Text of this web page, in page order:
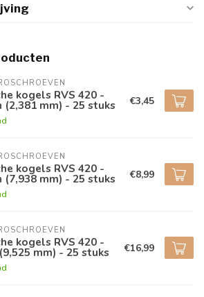
kogels RVS 420 -
(2,381 mm) - 25 stuks €3,45
kogels RVS 420 -
(7,938 mm) - 25 stuks €8,99
kogels RVS 420 -
mm) - 25 stuks €16,99